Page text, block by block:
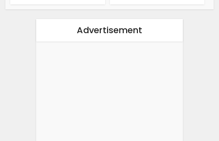
Advertisement